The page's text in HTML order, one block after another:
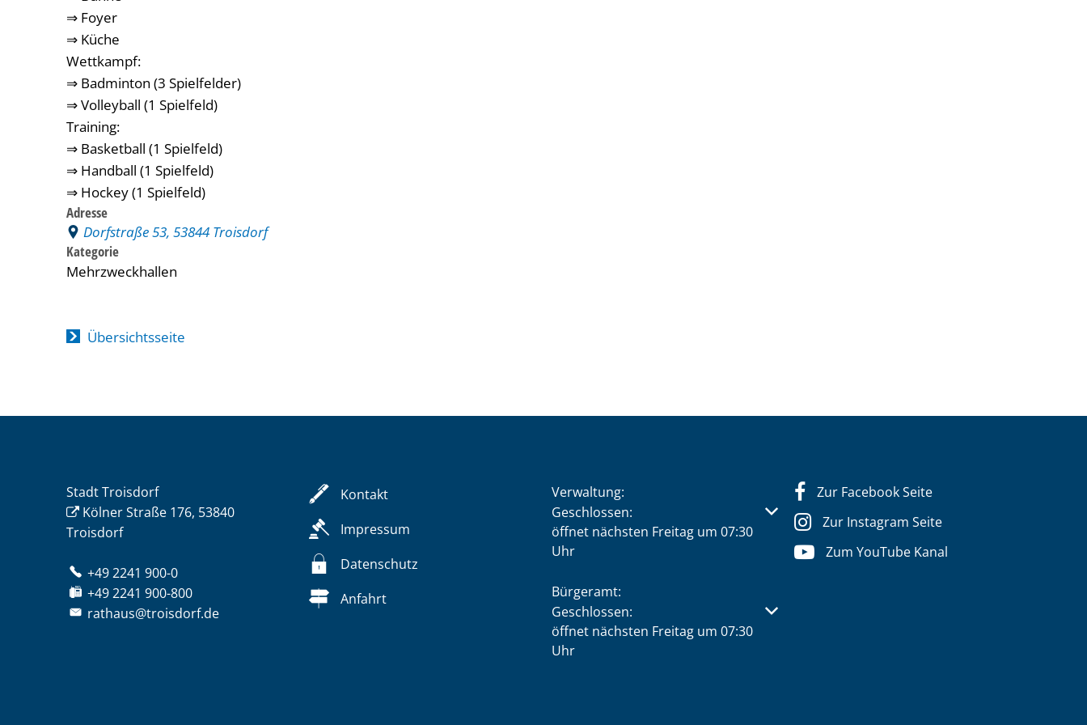
⇒ Foyer
⇒ Küche
Wettkampf:
⇒ Badminton (3 Spielfelder)
⇒ Volleyball (1 Spielfeld)
Training:
⇒ Basketball (1 Spielfeld)
⇒ Handball (1 Spielfeld)
⇒ Hockey (1 Spielfeld)
Adresse
Dorfstraße 53, 53844 Troisdorf
Kategorie
Mehrzweckhallen
Übersichtsseite
Stadt Troisdorf
Kölner Straße 176, 53840
Troisdorf
+49 2241 900-0
+49 2241 900-800
rathaus@troisdorf.de
Kontakt
Impressum
Datenschutz
Anfahrt
Verwaltung:
Klicken, um weitere Öffnungs- oder Schließzeiten auszublenden
Geschlossen:
öffnet nächsten Freitag um 07:30
Uhr
Bürgeramt:
Klicken, um weitere Öffnungs- oder Schließzeiten auszublenden
Geschlossen:
öffnet nächsten Freitag um 07:30
Uhr
Zur Facebook Seite
Zur Instagram Seite
Zum YouTube Kanal